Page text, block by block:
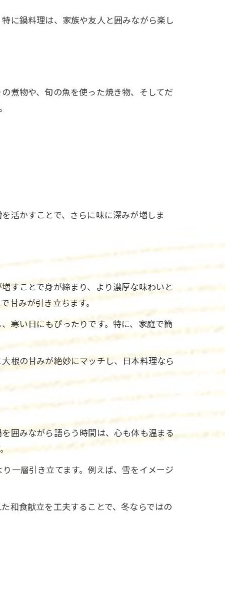
に鍋料理は、家族や友人と囲みながら楽し
煮物や、旬の魚を使った焼き物、そしてだ
活かすことで、さらに味に深みが増しま
すことで身が締まり、より濃厚な味わいと
甘みが引き立ちます。
寒い日にもぴったりです。特に、家庭で簡
根の甘みが絶妙にマッチし、日本料理なら
囲みながら語らう時間は、心も体も温まる
一層引き立てます。例えば、雪をイメージ
和食献立を工夫することで、冬ならではの